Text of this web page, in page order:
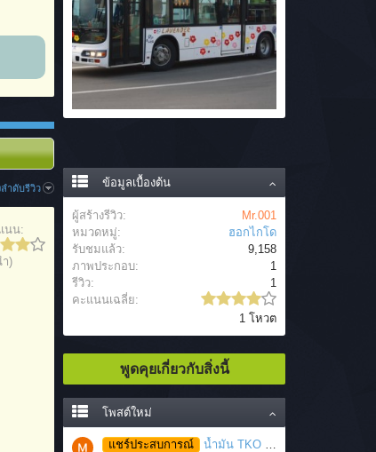
ลำดับรีวิว
นน:
)
ข้อมูลเบื้องต้น
ผู้สร้างรีวิว:
Mr.001
หมวดหมู่:
ฮอกไกโด
รับชมแล้ว:
9,158
ภาพประกอบ:
1
รีวิว:
1
คะแนนเฉลี่ย:
1 โหวต
พูดคุยเกี่ยวกับสิ่งนี้
โพสต์ใหม่
แชร์ประสบการณ์
น้ำมัน TKO นวดคลายเส้นคลายกล้ามเนื้อ จากภาวะตึงหรือเคล็ด บาดเจ็บ ได้อย่างฉับพลัน